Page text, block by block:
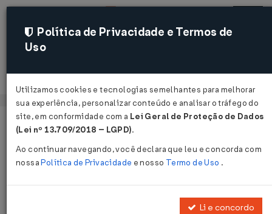
Acessar
Página Inicial Legislações
Decreto nº 40.152 de 23/06/1995
Política de Privacidade e Termos de
Uso
Utilizamos cookies e tecnologias semelhantes para melhorar
sua experiência, personalizar conteúdo e analisar o tráfego do
site, em conformidade com a Lei Geral de Proteção de Dados
(Lei nº 13.709/2018 – LGPD).
Ao continuar navegando, você declara que leu e concorda com
nossaPolítica de Privacidade e nosso Termo de Uso .
Li e concordo